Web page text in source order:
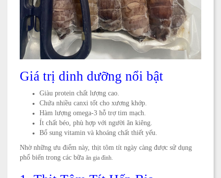
Giá trị dinh dưỡng nổi bật
Giàu protein chất lượng cao.
Chứa nhiều canxi tốt cho xương khớp.
Hàm lượng omega-3 hỗ trợ tim mạch.
Ít chất béo, phù hợp với người ăn kiêng.
Bổ sung vitamin và khoáng chất thiết yếu.
Nhờ những ưu điểm này, thịt tôm tít ngày càng được sử dụng
phổ biến trong các bữa ăn gia đình.